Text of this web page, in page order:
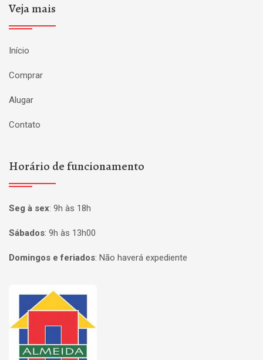
Veja mais
Início
Comprar
Alugar
Contato
Horário de funcionamento
Seg à sex: 9h às 18h
Sábados: 9h às 13h00
Domingos e feriados: Não haverá expediente
Página inicial